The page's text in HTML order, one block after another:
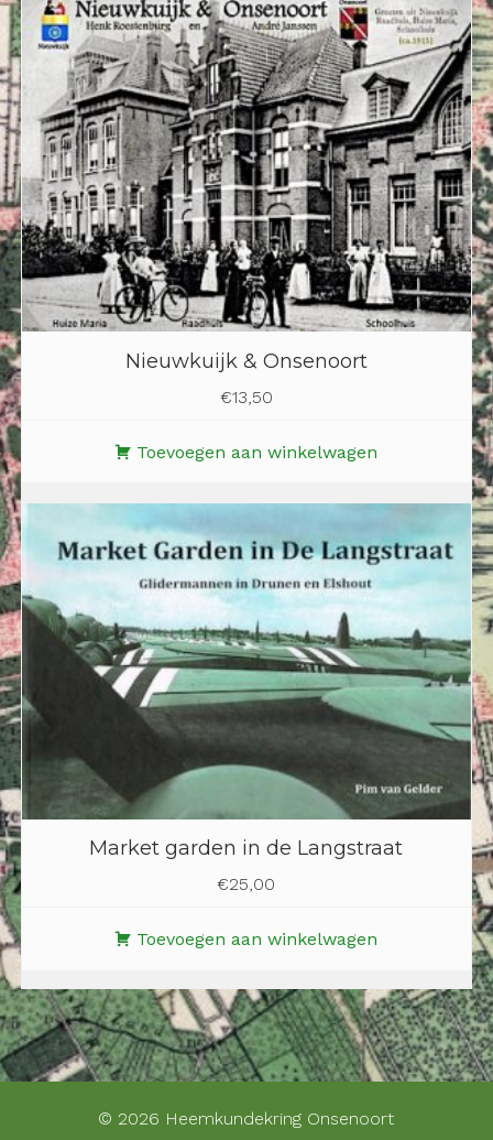
Nieuwkuijk & Onsenoort
€13,50
Toevoegen aan winkelwagen
Market garden in de Langstraat
€25,00
Toevoegen aan winkelwagen
© 2026 Heemkundekring Onsenoort